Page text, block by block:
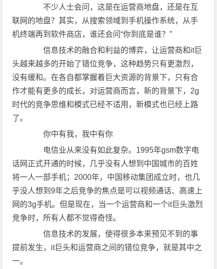
不少人士会问，这是在运营商地盘，还是在互
联网的地盘？其实，从搜索领域到手机操作系统，从手
机终端再到软件商店，谁还会问“你到底是谁？”
信息技术的融合和利益的博弈，让运营商和it巨
头越来越多的开始了错位竞争，这种趋势只有更激烈，
没有缓和。在各自都掌握着巨大资源的背景下，只有合
作才能有更多的成长，对运营商而言，新的背景下，2g
时代的竞争思维和模式已经不适用，新模式也已经上路
了。
你中有我，我中有你
电信业从来没有如此复杂。1995年gsm数字电
话网正式开通的时候，几乎没有人想到中国城市的百姓
将一人一部手机；2000年，中国移动集团成立时，也几
乎没人想到9年之后竞争的焦点是可以视频通话、高速上
网的3g手机。但是现在，当一个运营商和一个it巨头激烈
竞争时，所有人都不觉得奇怪。
信息技术的发展，使得很多本来预见不到的事
提前发生，it巨头和运营商之间的错位竞争，就是其中之
一。